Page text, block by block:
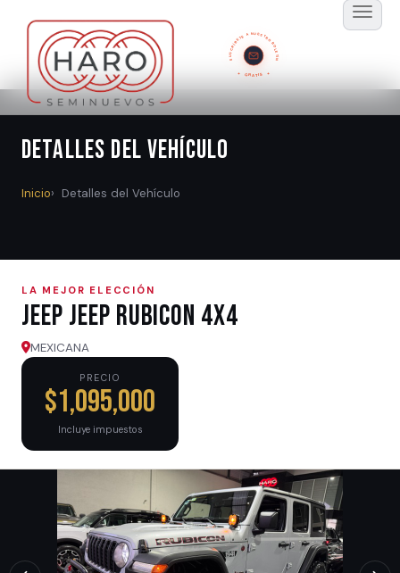
SUSCRÍBETE A NUESTRO BOLETÍN
GRATIS
Detalles del Vehículo
Inicio Detalles del Vehículo
LA MEJOR ELECCIÓN
Jeep JEEP RUBICON 4X4
MEXICANA
PRECIO
$1,095,000
Incluye impuestos